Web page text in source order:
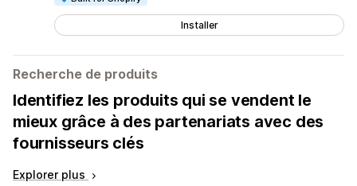
Installer
Recherche de produits
Identifiez les produits qui se vendent le
mieux grâce à des partenariats avec des
fournisseurs clés
Explorer plus